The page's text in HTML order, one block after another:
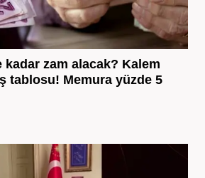
kadar zam alacak? Kalem
tablosu! Memura yüzde 5